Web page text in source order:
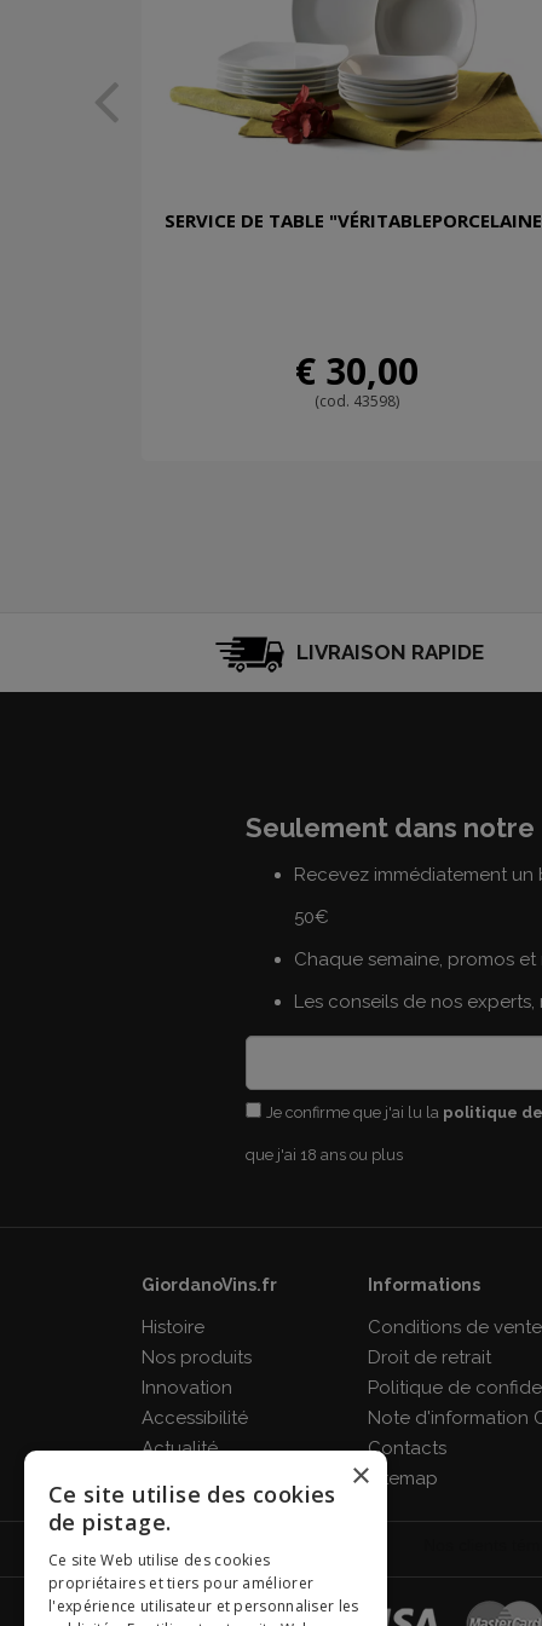
SERVICE DE TABLE
€ 30,00
(cod. 43598)
LIVRAISON RAPIDE
Seulement dans
Recevez immédiatement
50€
Chaque semaine, promos
Les conseils de nos
Je confirme que j'ai lu la politique
que j'ai 18 ans ou plus
GiordanoVins.fr
Histoire
Nos produits
Innovation
Accessibilité
Actualité
Informations
Conditions de vente
Droit de retrait
Politique de
Note d'information
Contacts
Sitemap
×
Ce site utilise des cookies
de pistage.
Ce site Web utilise des cookies
propriétaires et tiers pour améliorer
l'expérience utilisateur et personnaliser les